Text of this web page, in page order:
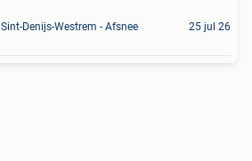
Sint-Denijs-Westrem - Afsnee 25 jul 26